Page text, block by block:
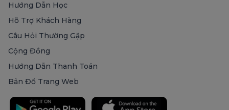
Hướng Dẫn Học
Hỗ Trợ Khách Hàng
Câu Hỏi Thường Gặp
Cộng Đồng
Hướng Dẫn Thanh Toán
Bản Đồ Trang Web